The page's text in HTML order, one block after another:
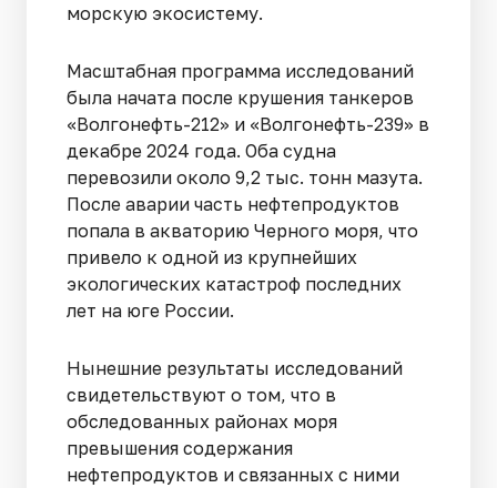
морскую экосистему.
Масштабная программа исследований
была начата после крушения танкеров
«Волгонефть-212» и «Волгонефть-239» в
декабре 2024 года. Оба судна
перевозили около 9,2 тыс. тонн мазута.
После аварии часть нефтепродуктов
попала в акваторию Черного моря, что
привело к одной из крупнейших
экологических катастроф последних
лет на юге России.
Нынешние результаты исследований
свидетельствуют о том, что в
обследованных районах моря
превышения содержания
нефтепродуктов и связанных с ними